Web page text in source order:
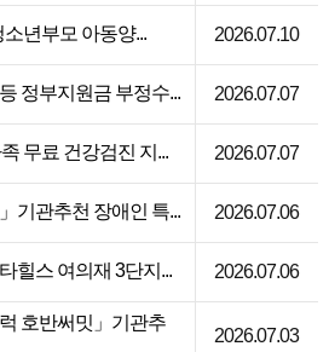
년부모 아동양... 2026.07.10
정부지원금 부정수... 2026.07.07
무료 건강검진 지... 2026.07.07
기관추천 장애인 특... 2026.07.06
힐스 여의재 3단지... 2026.07.06
호반써밋」기관추
2026.07.03